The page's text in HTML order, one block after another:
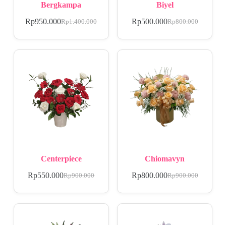
Bergkampa
Rp1.400.000
Rp950.000
Biyel
Rp800.000
Rp500.000
Centerpiece
Rp900.000
Rp550.000
Chiomavyn
Rp900.000
Rp800.000